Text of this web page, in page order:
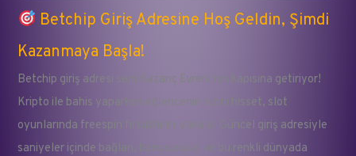
Betchip Giriş Adresine Hoş Geldin, Şimdi
Kazanmaya Başla!
Betchip giriş adresi seni Kazanç Evreni’nin kapısına getiriyor!
Kripto ile bahis yaparken eğlencenin hızını hisset, slot
oyunlarında freespin fırsatlarını yakala. Güncel giriş adresiyle
saniyeler içinde bağlan, bonusunu al ve bu renkli dünyada